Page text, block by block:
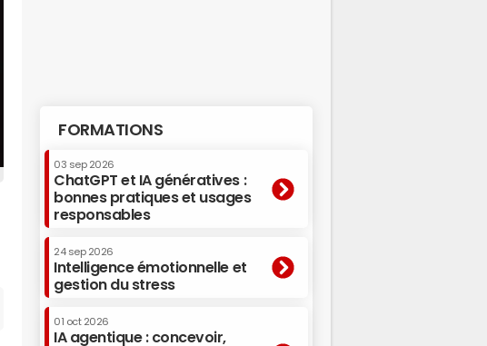
FORMATIONS
03 sep 2026
ChatGPT et IA génératives :
bonnes pratiques et usages
responsables
24 sep 2026
Intelligence émotionnelle et
gestion du stress
01 oct 2026
IA agentique : concevoir,